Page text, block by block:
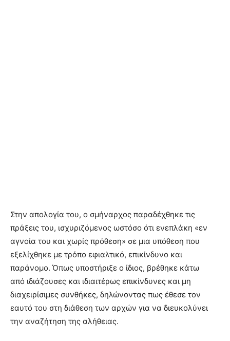
Στην απολογία του, ο σμήναρχος παραδέχθηκε τις
πράξεις του, ισχυριζόμενος ωστόσο ότι ενεπλάκη «εν
αγνοία του και χωρίς πρόθεση» σε μια υπόθεση που
εξελίχθηκε με τρόπο εφιαλτικό, επικίνδυνο και
παράνομο. Όπως υποστήριξε ο ίδιος, βρέθηκε κάτω
από ιδιάζουσες και ιδιαιτέρως επικίνδυνες και μη
διαχειρίσιμες συνθήκες, δηλώνοντας πως έθεσε τον
εαυτό του στη διάθεση των αρχών για να διευκολύνει
την αναζήτηση της αλήθειας.